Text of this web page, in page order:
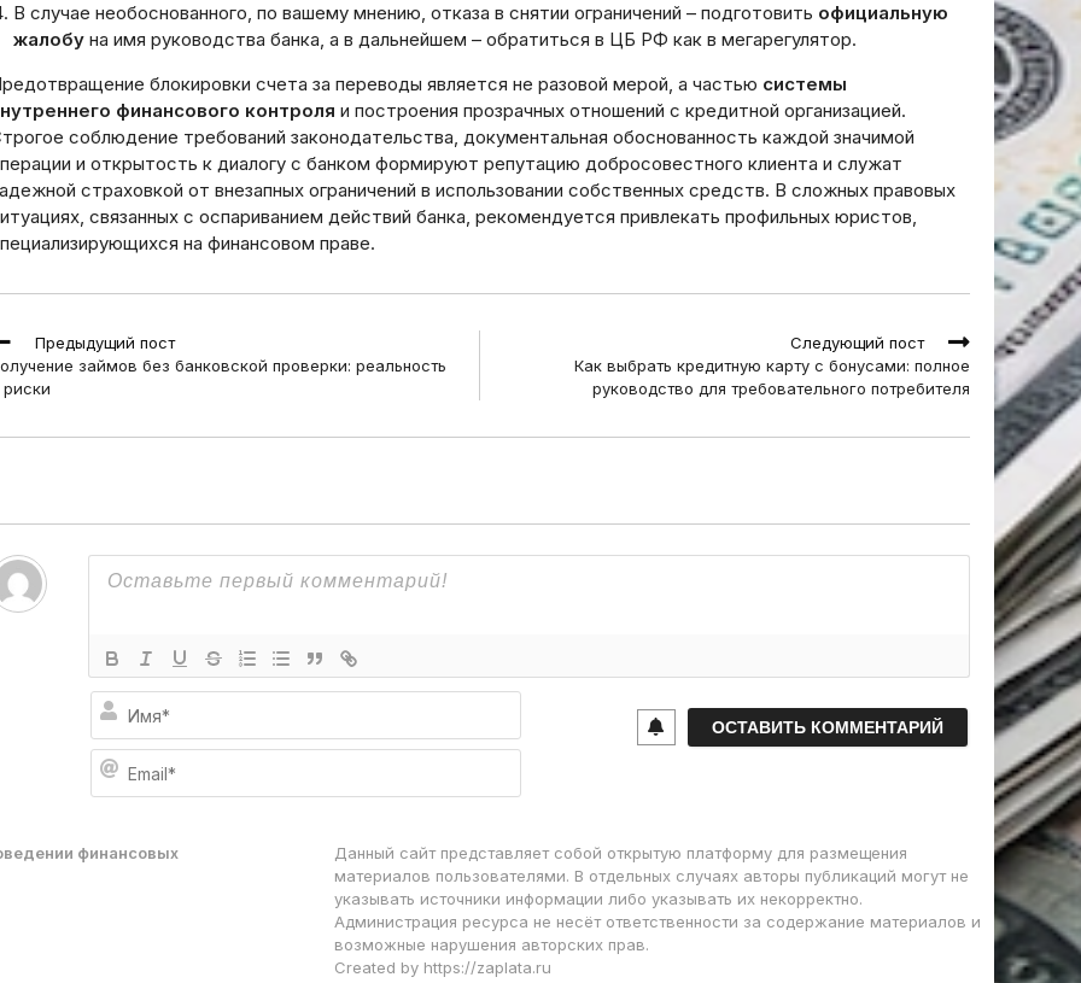
В случае необоснованного, по вашему мнению, отказа в снятии ограничений – подготовить официальную
жалобу на имя руководства банка, а в дальнейшем – обратиться в ЦБ РФ как в мегарегулятор.
блокировки счета за переводы является не разовой мерой, а частью системы
финансового контроля и построения прозрачных отношений с кредитной организацией.
соблюдение требований законодательства, документальная обоснованность каждой значимой
и открытость к диалогу с банком формируют репутацию добросовестного клиента и служат
страховкой от внезапных ограничений в использовании собственных средств. В сложных правовых
связанных с оспариванием действий банка, рекомендуется привлекать профильных юристов,
на финансовом праве.
Предыдущий пост
займов без банковской проверки: реальность
риски
Следующий пост
Как выбрать кредитную карту с бонусами: полное
руководство для требовательного потребителя
я
l
*
финансовых
Данный сайт представляет собой открытую платформу для размещения
материалов пользователями. В отдельных случаях авторы публикаций могут не
указывать источники информации либо указывать их некорректно.
Администрация ресурса не несёт ответственности за содержание материалов и
возможные нарушения авторских прав.
Created by https://zaplata.ru